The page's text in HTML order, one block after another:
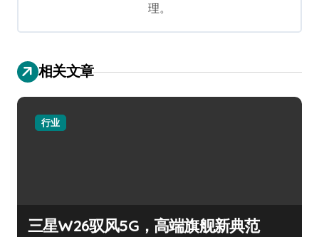
理。
相关文章
行业
三星W26驭风5G，高端旗舰新典范